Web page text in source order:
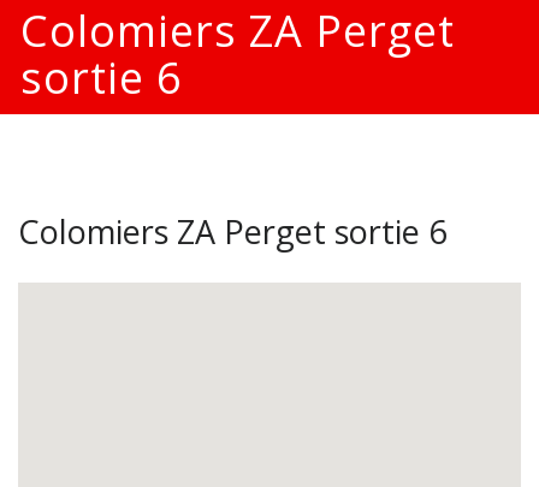
Colomiers ZA Perget
sortie 6
Colomiers ZA Perget sortie 6